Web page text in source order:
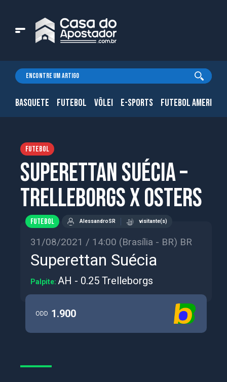
BASQUETE FUTEBOL VÔLEI E-SPORTS FUTEBOL
FUTEBOL
Superettan Suécia –
Trelleborgs x Osters
FUTEBOL AlessandroSR visitante(s)
31/08/2021 / 14:00 (Brasília - BR) BR
Superettan Suécia
Palpite: AH - 0.25 Trelleborgs
ODD 1.900